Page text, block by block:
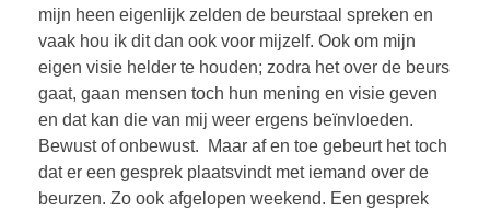
mijn heen eigenlijk zelden de beurstaal spreken en
vaak hou ik dit dan ook voor mijzelf. Ook om mijn
eigen visie helder te houden; zodra het over de beurs
gaat, gaan mensen toch hun mening en visie geven
en dat kan die van mij weer ergens beïnvloeden.
Bewust of onbewust. Maar af en toe gebeurt het toch
dat er een gesprek plaatsvindt met iemand over de
beurzen. Zo ook afgelopen weekend. Een gesprek